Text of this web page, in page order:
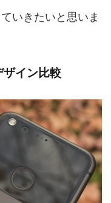
いきたいと思いま
イン比較